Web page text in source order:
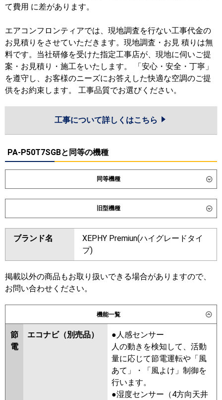
て費用 に差があります。
エアコンフロンティアでは、現地調査を行ない工事代金の
お見積りをさせていただきます。現地調査・お見 積りは無
料です。当社研修を受けた指定工事店が、現地に伺いご提
案・お見積り・施工をいたします。 「安心・安全・丁寧」
を遵守し、お客様のニーズにお答えした快適な空調のご提
供をお約束します。 工事品質でお選びください。
工事について詳しくはこちら
PA-P50T7SGBと同等の機種
同等機種
ダイキン SSRH50DV SSRH50DNV
SSRHU50DV
東芝
GCXA05013JXU
GCXA05013JMUB
三菱電機 PCZ-ZRMP50SKL6 PCZ-
ZRMP50SK6
日立 RPC-GP50RGHJ8
FDEZ506HK6S
パナソニック PA-P50T7SGNC PA-P50T7SGNCX
PA-P50T7SGC
旧型機種
ダイキン SSRH50CV SSRH50CNV
SSRHU50CV SSRH50BYV
SSRH50BYNV
SSRU50BYNV SSRHU50BYV
SSRH50BJNV SSRH50BJV
SSRU50BJV
SSRH50BFNV
SSRU50BFV SSRHU50BFV
SSRHU50BCV SSRH50BCV
SSRH50BCNV SSRU50BCV
SSRU50BCNV
RCXA05043JMUB
RCXA05043JMU RCXA05043JXU
ブランド名
XEPHY Premiun(ハイグレードタイ
プ)
掲載以外の商品もお取り扱いできる場合がありますので、
お問い合わせください。
機能一覧
節
電
エコナビ（別売品）
●人感センサー
人の動きを検知して、活動
量に応じて節電運転や「風
あて」・「風よけ」制御を
行います。
●湿度センサー（4方向天井